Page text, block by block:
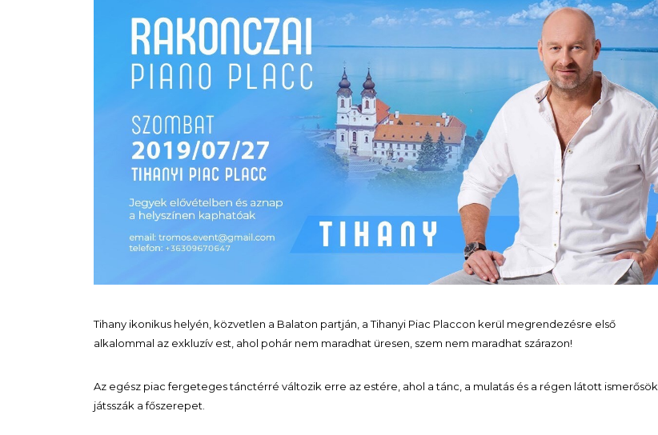
Tihany ikonikus helyén, közvetlen a Balaton partján, a Tihanyi Piac Placcon kerül megrendezésre első
alkalommal az exkluzív est, ahol pohár nem maradhat üresen, szem nem maradhat szárazon!
Az egész piac fergeteges tánctérré változik erre az estére, ahol a tánc, a mulatás és a régen látott ismerősök
játsszák a főszerepet.